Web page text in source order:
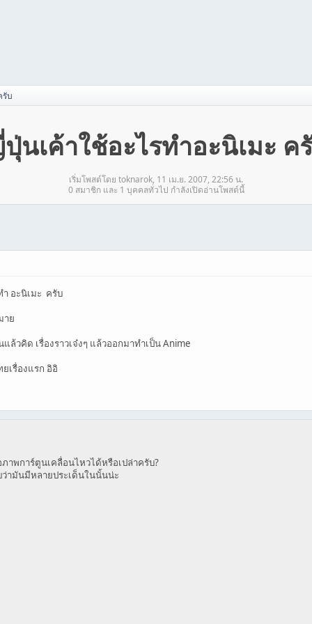
รับ
นเค้าใช้อะไรทำอะนิเมะ ค
เริ่มโพสต์โดย toknarok, 11 เม.ย. 2007, 22:56 น.
0 สมาชิก และ 1 บุคคลทั่วไป กำลังเปิดอ่านโพสต์นี้
ำ อะนิเมะ ครับ
าย
วคิด เรื่องราวเจ๋งๆ แล้วออกมาทำเป็น Anime
เรื่องแรก อิอิ
พการ์ตูนเคลื่อนไหวได้หรือเปล่าครับ?
ว่ามันมีหลายประเด็นในนั้นน่ะ